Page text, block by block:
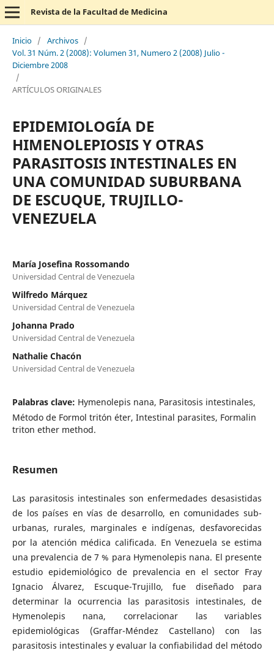
Revista de la Facultad de Medicina
Inicio / Archivos /
Vol. 31 Núm. 2 (2008): Volumen 31, Numero 2 (2008) Julio -
Diciembre 2008
/
ARTÍCULOS ORIGINALES
EPIDEMIOLOGÍA DE
HIMENOLEPIOSIS Y OTRAS
PARASITOSIS INTESTINALES EN
UNA COMUNIDAD SUBURBANA
DE ESCUQUE, TRUJILLO-
VENEZUELA
María Josefina Rossomando
Universidad Central de Venezuela
Wilfredo Márquez
Universidad Central de Venezuela
Johanna Prado
Universidad Central de Venezuela
Nathalie Chacón
Universidad Central de Venezuela
Palabras clave: Hymenolepis nana, Parasitosis intestinales,
Método de Formol tritón éter, Intestinal parasites, Formalin
triton ether method.
Resumen
Las parasitosis intestinales son enfermedades desasistidas
de los países en vías de desarrollo, en comunidades sub-
urbanas, rurales, marginales e indígenas, desfavorecidas
por la atención médica calificada. En Venezuela se estima
una prevalencia de 7 % para Hymenolepis nana. El presente
estudio epidemiológico de prevalencia en el sector Fray
Ignacio Álvarez, Escuque-Trujillo, fue diseñado para
determinar la ocurrencia las parasitosis intestinales, de
Hymenolepis nana, correlacionar las variables
epidemiológicas (Graffar-Méndez Castellano) con las
parasitosis intestinales y evaluar la confiabilidad del método